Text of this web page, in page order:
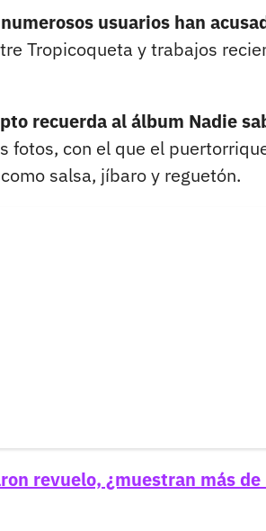
usuarios han
Tropicoqueta y trabajos
recuerda al álbum Nadie
fotos, con el que el
salsa, jíbaro y reguetón.
revuelo, ¿muestran más de